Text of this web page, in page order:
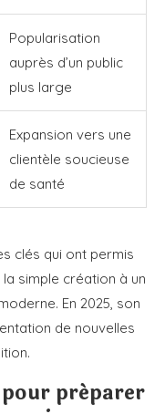
Popularisation
auprès d’un public
plus large
Expansion vers une
clientèle soucieuse
de santé
clés qui ont permis
simple création à un
En 2025, son
de nouvelles
préparer